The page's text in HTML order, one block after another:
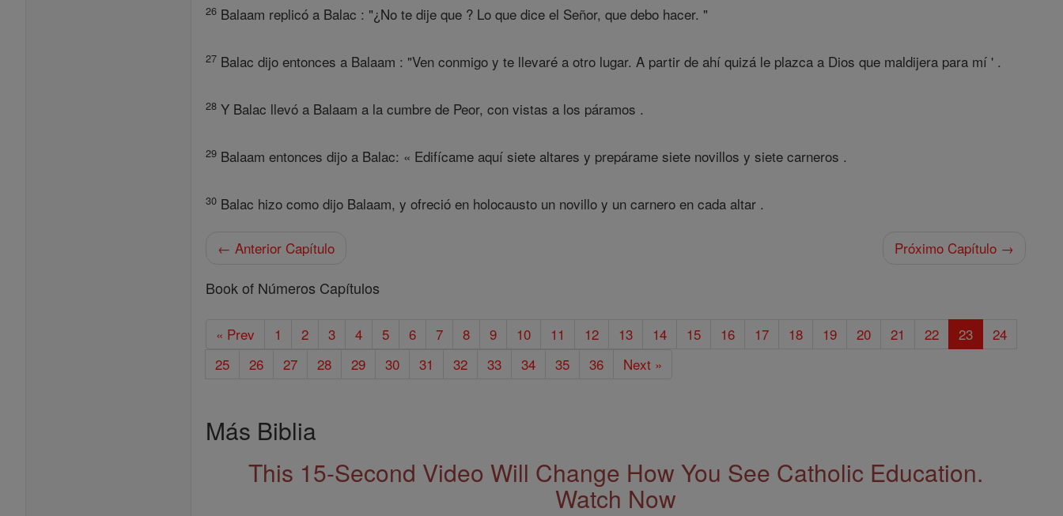
26 Balaam replicó a Balac : "¿No te dije que ? Lo que dice el Señor, que debo hacer. "
27 Balac dijo entonces a Balaam : "Ven conmigo y te llevaré a otro lugar. A partir de ahí quizá le plazca a Dios que maldijera para mí ' .
28 Y Balac llevó a Balaam a la cumbre de Peor, con vistas a los páramos .
29 Balaam entonces dijo a Balac: « Edifícame aquí siete altares y prepárame siete novillos y siete carneros .
30 Balac hizo como dijo Balaam, y ofreció en holocausto un novillo y un carnero en cada altar .
← Anterior Capítulo Próximo Capítulo →
Book of Números Capítulos
« Prev 1 2 3 4 5 6 7 8 9 10 11 12 13 14 15 16 17 18 19 20 21 22 23
24
25
26 27 28 29 30 31 32 33 34 35 36 Next »
Más Biblia
This 15-Second Video Will Change How You See Catholic Education.
Watch Now